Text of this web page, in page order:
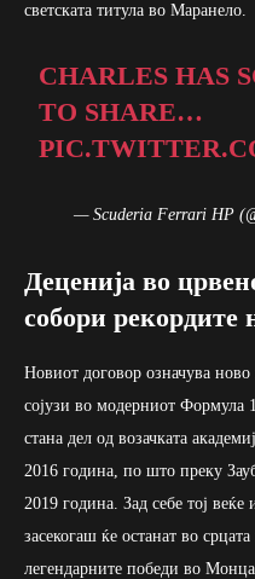
светската титула во Маранело.
CHARLES HAS
TO SHARE…
— Scuderia Ferrari HP
Деценија во
собори
Новиот договор означува ново
сојузи во модерниот Формула
стана дел од возачката
2016 година, по што преку
2019 година. Зад себе тој
засекогаш ќе останат во
легендарните победи во